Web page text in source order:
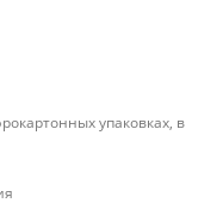
упаковках, в